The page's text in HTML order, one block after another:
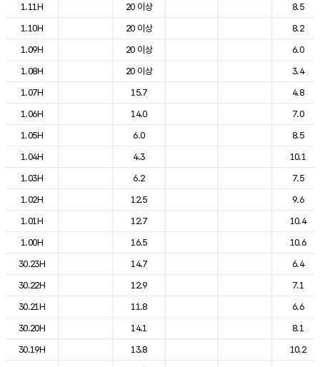
1.11H
20 이상
8.5
1.10H
20 이상
8.2
1.09H
20 이상
6.0
1.08H
20 이상
3.4
1.07H
15.7
4.8
1.06H
14.0
7.0
1.05H
6.0
8.5
1.04H
4.3
10.1
1.03H
6.2
7.5
1.02H
12.5
9.6
1.01H
12.7
10.4
1.00H
16.5
10.6
30.23H
14.7
6.4
30.22H
12.9
7.1
30.21H
11.8
6.6
30.20H
14.1
8.1
30.19H
13.8
10.2